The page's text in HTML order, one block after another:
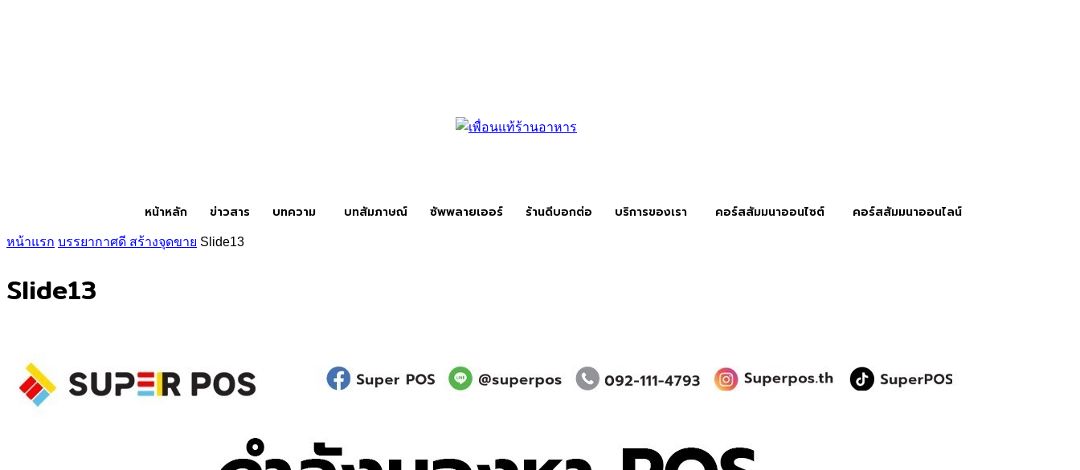
หน้าหลัก ข่าวสาร บทความ บทสัมภาษณ์ ซัพพลายเออร์ ร้านดีบอกต่อ บริการของเรา คอร์สสัมมนาออนไซต์ คอร์สสัมมนาออนไลน์
หน้าแรก บรรยากาศดี สร้างจุดขาย Slide13
Slide13